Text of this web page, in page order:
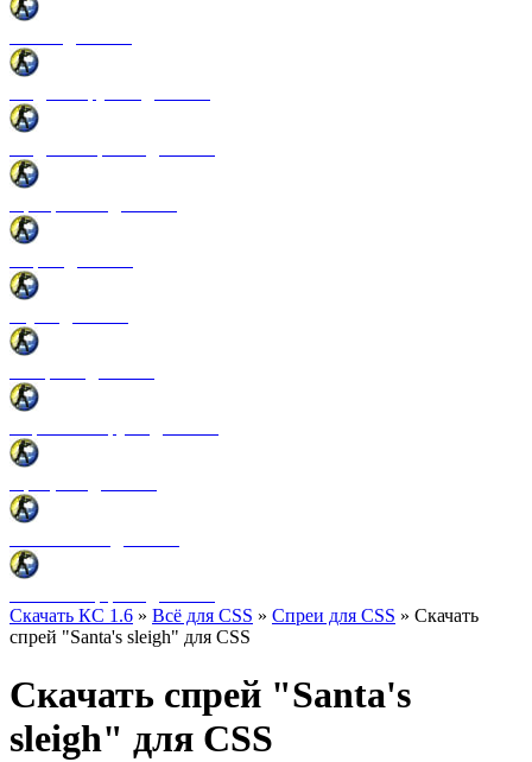
Скачать КС 1.6 » Всё для CSS » Спреи для CSS » Скачать
спрей "Santa's sleigh" для CSS
Скачать спрей "Santa's
sleigh" для CSS